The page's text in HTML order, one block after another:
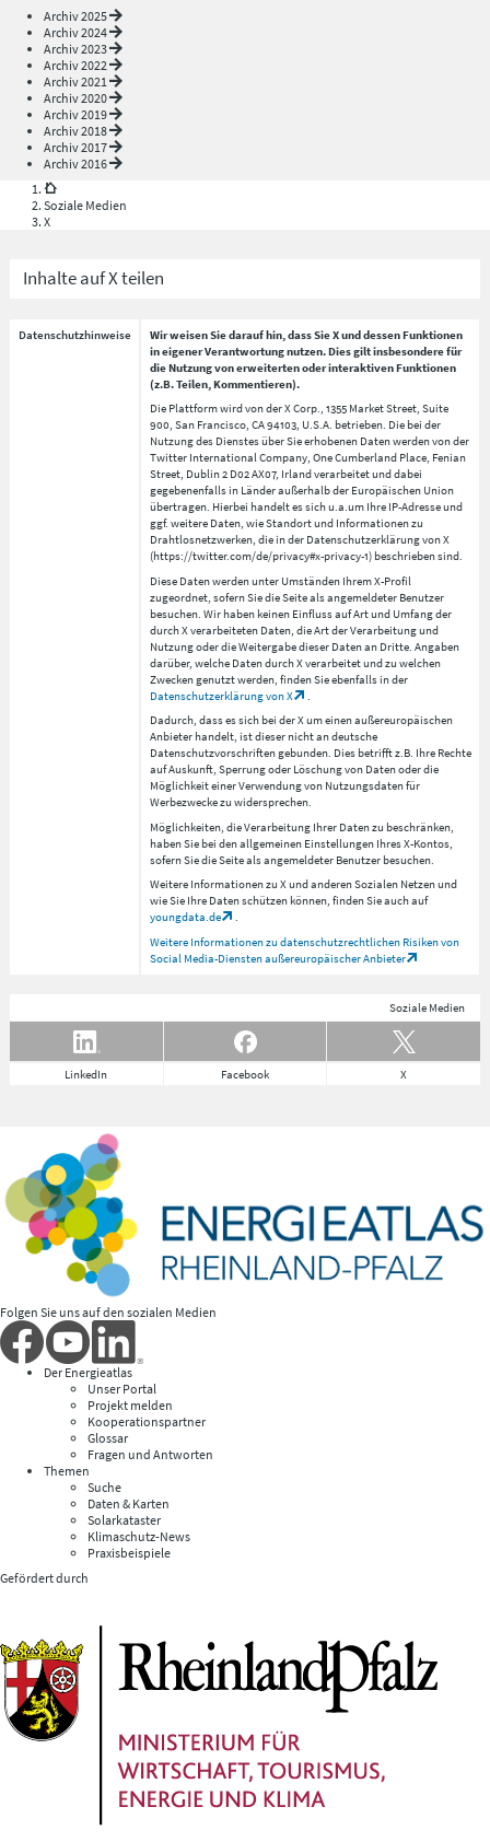
Archiv 2025
Archiv 2024
Archiv 2023
Archiv 2022
Archiv 2021
Archiv 2020
Archiv 2019
Archiv 2018
Archiv 2017
Archiv 2016
Soziale Medien
X
Inhalte auf X teilen
Datenschutzhinweise
Wir weisen Sie darauf hin, dass Sie X und dessen Funktionen
in eigener Verantwortung nutzen. Dies gilt insbesondere für
die Nutzung von erweiterten oder interaktiven Funktionen
(z.B. Teilen, Kommentieren).
Die Plattform wird von der X Corp., 1355 Market Street, Suite
900, San Francisco, CA 94103, U.S.A. betrieben. Die bei der
Nutzung des Dienstes über Sie erhobenen Daten werden von der
Twitter International Company, One Cumberland Place, Fenian
Street, Dublin 2 D02 AX07, Irland verarbeitet und dabei
gegebenenfalls in Länder außerhalb der Europäischen Union
übertragen. Hierbei handelt es sich u.a.um Ihre IP-Adresse und
ggf. weitere Daten, wie Standort und Informationen zu
Drahtlosnetzwerken, die in der Datenschutzerklärung von X
(https://twitter.com/de/privacy#x-privacy-1) beschrieben sind.
Diese Daten werden unter Umständen Ihrem X-Profil
zugeordnet, sofern Sie die Seite als angemeldeter Benutzer
besuchen. Wir haben keinen Einfluss auf Art und Umfang der
durch X verarbeiteten Daten, die Art der Verarbeitung und
Nutzung oder die Weitergabe dieser Daten an Dritte. Angaben
darüber, welche Daten durch X verarbeitet und zu welchen
Zwecken genutzt werden, finden Sie ebenfalls in der
Datenschutzerklärung von X
Dadurch, dass es sich bei der X um einen außereuropäischen
Anbieter handelt, ist dieser nicht an deutsche
Datenschutzvorschriften gebunden. Dies betrifft z.B. Ihre Rechte
auf Auskunft, Sperrung oder Löschung von Daten oder die
Möglichkeit einer Verwendung von Nutzungsdaten für
Werbezwecke zu widersprechen.
Möglichkeiten, die Verarbeitung Ihrer Daten zu beschränken,
haben Sie bei den allgemeinen Einstellungen Ihres X-Kontos,
sofern Sie die Seite als angemeldeter Benutzer besuchen.
Weitere Informationen zu X und anderen Sozialen Netzen und
wie Sie Ihre Daten schützen können, finden Sie auch auf
youngdata.de
.
Weitere Informationen zu datenschutzrechtlichen Risiken von
Social Media-Diensten außereuropäischer Anbieter
Soziale Medien
LinkedIn Facebook X
Folgen Sie uns auf den sozialen Medien
Der Energieatlas
Unser Portal
Projekt melden
Kooperationspartner
Glossar
Fragen und Antworten
Themen
Suche
Daten & Karten
Solarkataster
Klimaschutz-News
Praxisbeispiele
Gefördert durch